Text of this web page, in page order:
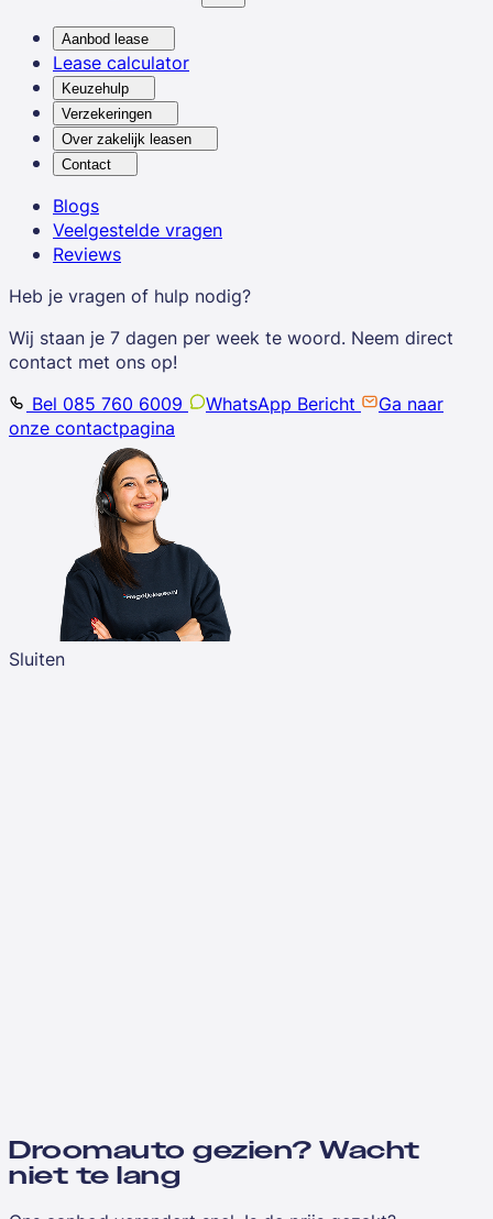
Aanbod lease
Lease calculator
Keuzehulp
Verzekeringen
Over zakelijk leasen
Contact
Blogs
Veelgestelde vragen
Reviews
Heb je vragen of hulp nodig?
Wij staan je 7 dagen per week te woord. Neem direct
contact met ons op!
Bel 085 760 6009
WhatsApp Bericht
Ga naar
onze contactpagina
Sluiten
Droomauto gezien? Wacht
niet te lang